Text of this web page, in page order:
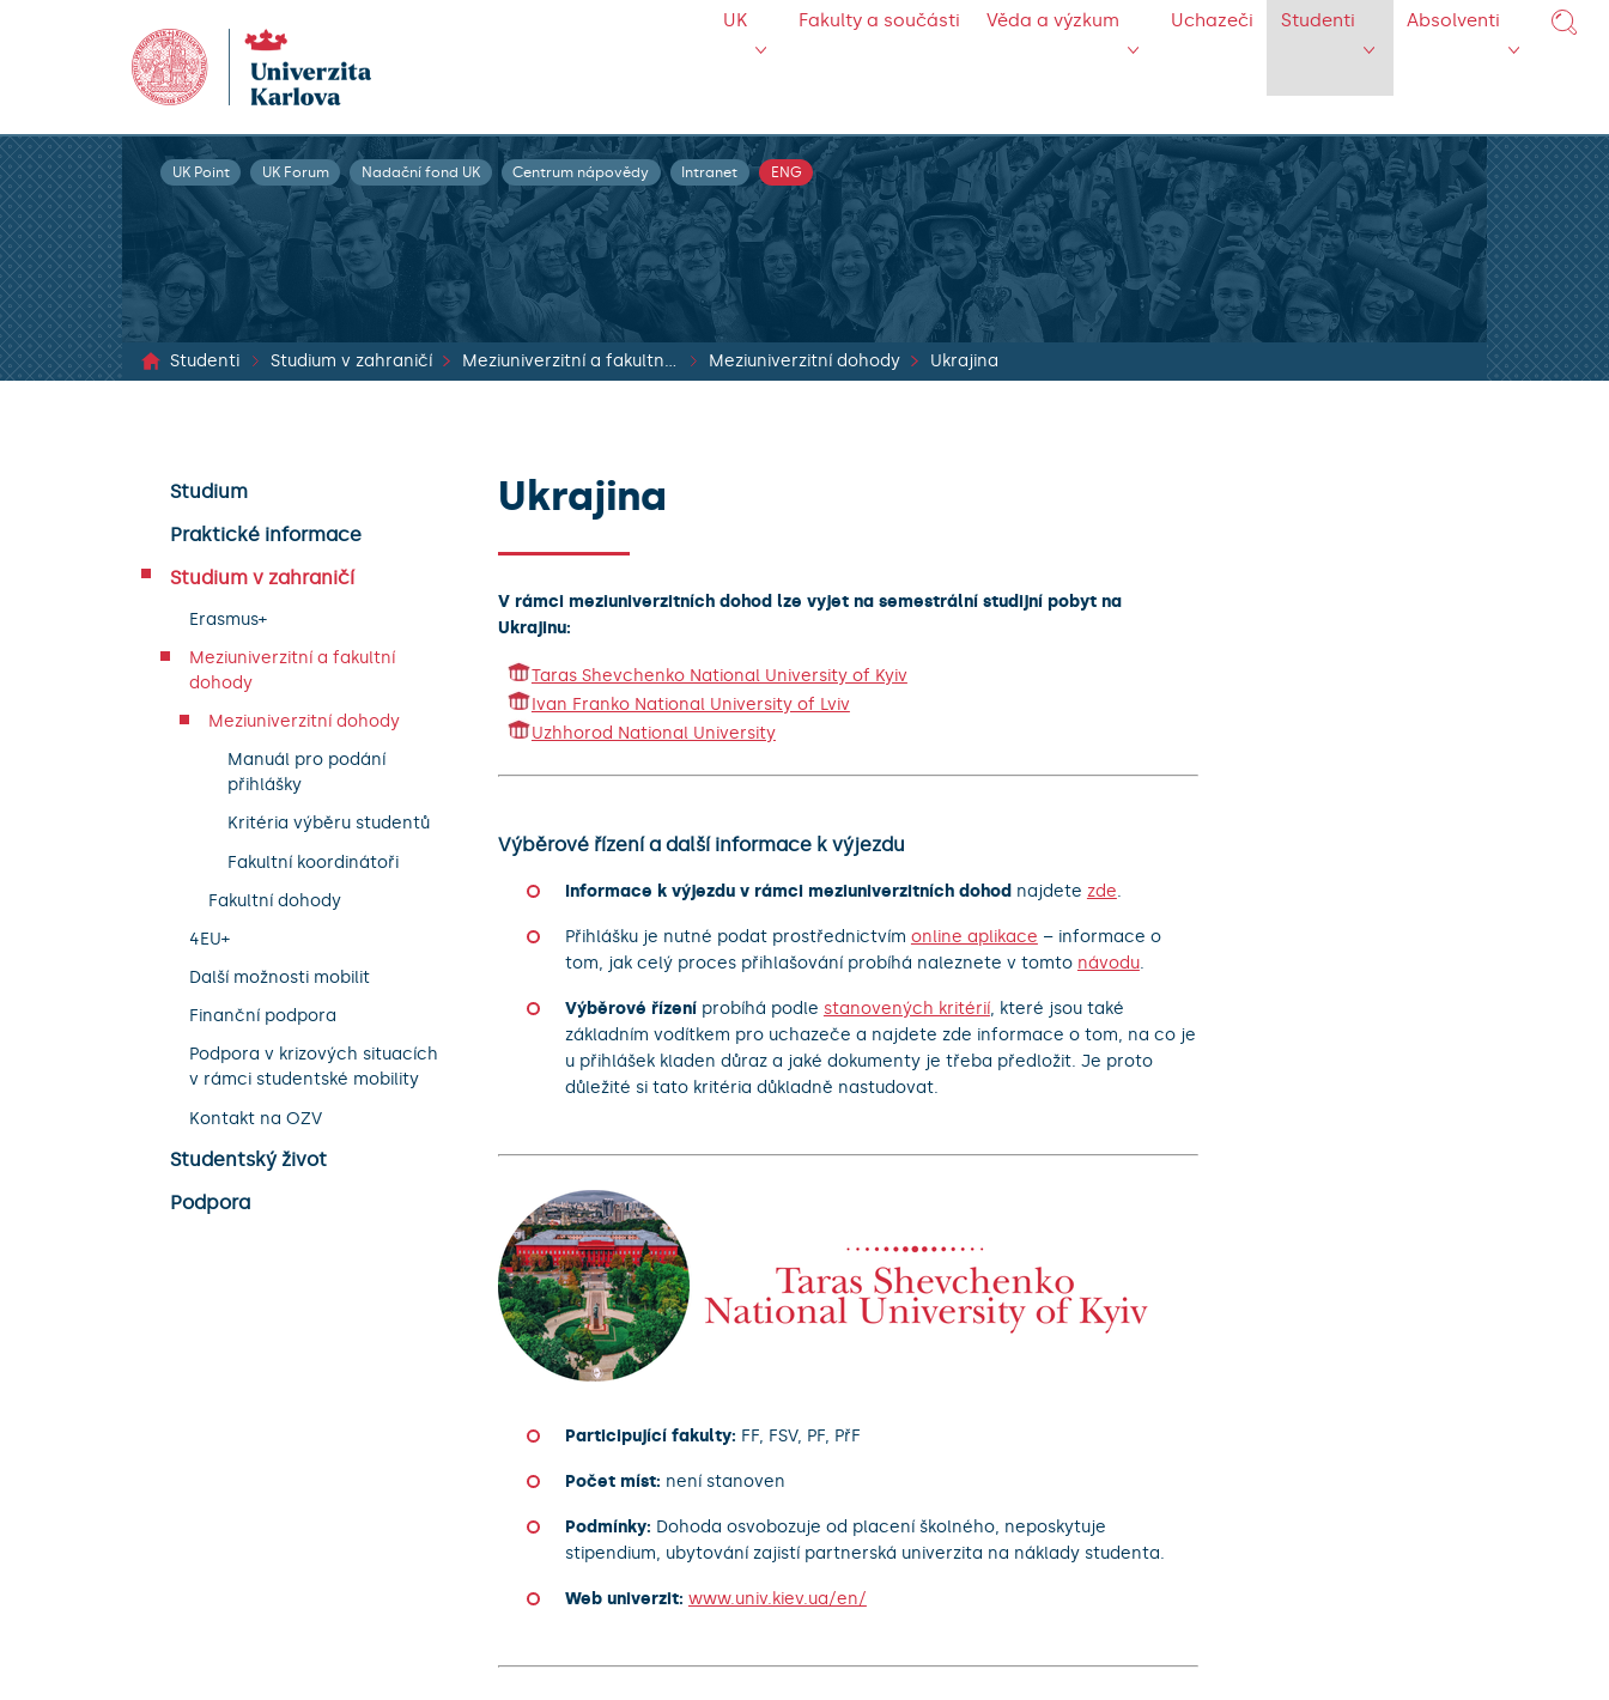
UK Fakulty a součásti Věda a výzkum Uchazeči Studenti Absolventi
UK Point UK Forum Nadační fond UK Centrum nápovědy Intranet ENG
Studenti Studium v zahraničí Meziuniverzitní a fakultní dohody Meziuniverzitní dohody Ukrajina
Studium
Praktické informace
Studium v zahraničí
Erasmus+
Meziuniverzitní a fakultní
dohody
Meziuniverzitní dohody
Manuál pro podání
přihlášky
Kritéria výběru studentů
Fakultní koordinátoři
Fakultní dohody
4EU+
Další možnosti mobilit
Finanční podpora
Podpora v krizových situacích
v rámci studentské mobility
Kontakt na OZV
Studentský život
Podpora
Ukrajina
V rámci meziuniverzitních dohod lze vyjet na semestrální studijní pobyt na
Ukrajinu:
Taras Shevchenko National University of Kyiv
Ivan Franko National University of Lviv
Uzhhorod National University
Výběrové řízení a další informace k výjezdu
Informace k výjezdu v rámci meziuniverzitních dohod najdete zde.
Přihlášku je nutné podat prostřednictvím online aplikace – informace o
tom, jak celý proces přihlašování probíhá naleznete v tomto návodu.
Výběrové řízeníprobíhá podle stanovených kritérií, které jsou také
základním vodítkem pro uchazeče a najdete zde informace o tom, na co je
u přihlášek kladen důraz a jaké dokumenty je třeba předložit. Je proto
důležité si tato kritéria důkladně nastudovat.
Participující fakulty: FF, FSV, PF, PřF
Počet míst: není stanoven
Podmínky: Dohoda osvobozuje od placení školného, neposkytuje
stipendium, ubytování zajistí partnerská univerzita na náklady studenta.
Web univerzit: www.univ.kiev.ua/en/